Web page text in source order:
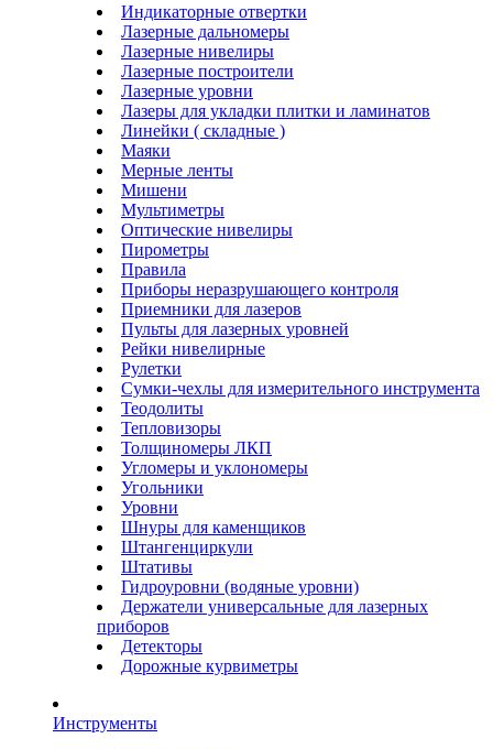
Индикаторные отвертки
Лазерные дальномеры
Лазерные нивелиры
Лазерные построители
Лазерные уровни
Лазеры для укладки плитки и ламинатов
Линейки ( складные )
Маяки
Мерные ленты
Мишени
Мультиметры
Оптические нивелиры
Пирометры
Правила
Приборы неразрушающего контроля
Приемники для лазеров
Пульты для лазерных уровней
Рейки нивелирные
Рулетки
Сумки-чехлы для измерительного инструмента
Теодолиты
Тепловизоры
Толщиномеры ЛКП
Угломеры и уклономеры
Угольники
Уровни
Шнуры для каменщиков
Штангенциркули
Штативы
Гидроуровни (водяные уровни)
Держатели универсальные для лазерных
приборов
Детекторы
Дорожные курвиметры
Инструменты